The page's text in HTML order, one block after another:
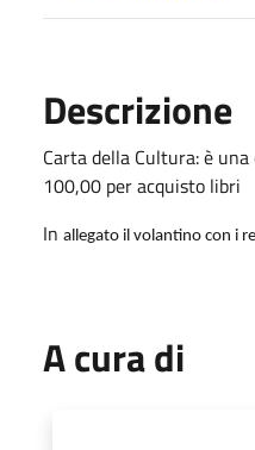
Descrizione
Carta della Cultura: è
100,00 per acquisto libri
In allegato il volantino con i
A cura di